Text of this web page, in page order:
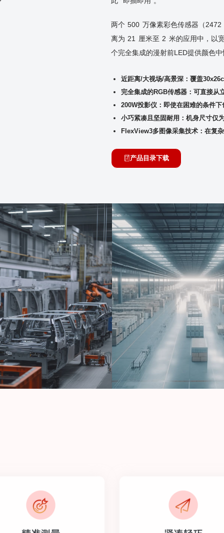
两个 500 万像素彩色传感器（
离为 21 厘米至 2 米的应用中，以
个完全集成的漫射前LED提供颜色
近距离/大视场/高景深：覆盖
完全集成的RGB传感器： 可直接从
200W投影仪： 即使在困难的条件
小巧紧凑且坚固耐用： 机身尺寸仅
FlexView3多图像采集技术：在复
产品目录下载